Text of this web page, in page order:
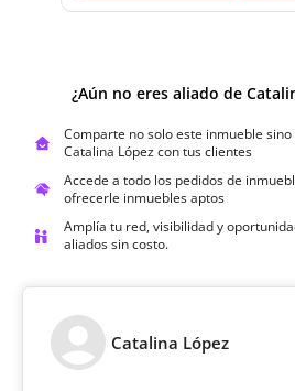
¿Aún no eres aliado de
Comparte no solo este inmueble
Catalina Lópezcon tus clientes
Accede a todo los pedidos de
ofrecerle inmuebles aptos
Amplía tu red, visibilidad y
aliados sin costo.
Catalina López